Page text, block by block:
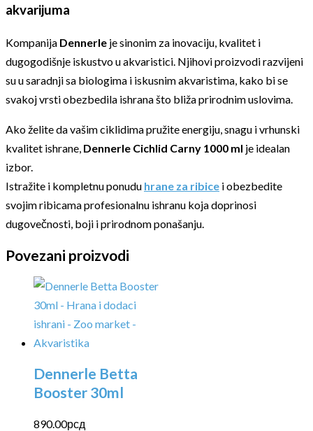
akvarijuma
Kompanija Dennerle je sinonim za inovaciju, kvalitet i
dugogodišnje iskustvo u akvaristici. Njihovi proizvodi razvijeni
su u saradnji sa biologima i iskusnim akvaristima, kako bi se
svakoj vrsti obezbedila ishrana što bliža prirodnim uslovima.
Ako želite da vašim ciklidima pružite energiju, snagu i vrhunski
kvalitet ishrane, Dennerle Cichlid Carny 1000 ml je idealan
izbor.
Istražite i kompletnu ponudu hrane za ribice i obezbedite
svojim ribicama profesionalnu ishranu koja doprinosi
dugovečnosti, boji i prirodnom ponašanju.
Povezani proizvodi
Dennerle Betta
Booster 30ml
890.00рсд